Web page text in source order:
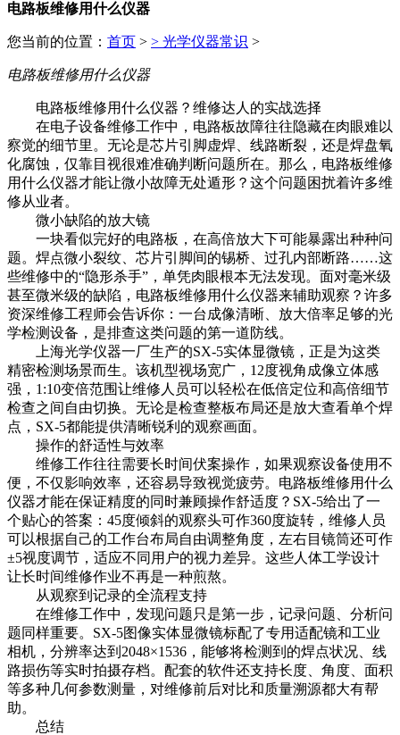
电路板维修用什么仪器
您当前的位置： 首页 > > 光学仪器常识 >
电路板维修用什么仪器
电路板维修用什么仪器？维修达人的实战选择
在电子设备维修工作中，电路板故障往往隐藏在肉眼难以
察觉的细节里。无论是芯片引脚虚焊、线路断裂，还是焊盘氧
化腐蚀，仅靠目视很难准确判断问题所在。那么，电路板维修
用什么仪器才能让微小故障无处遁形？这个问题困扰着许多维
修从业者。
微小缺陷的放大镜
一块看似完好的电路板，在高倍放大下可能暴露出种种问
题。焊点微小裂纹、芯片引脚间的锡桥、过孔内部断路……这
些维修中的“隐形杀手”，单凭肉眼根本无法发现。面对毫米级
甚至微米级的缺陷，电路板维修用什么仪器来辅助观察？许多
资深维修工程师会告诉你：一台成像清晰、放大倍率足够的光
学检测设备，是排查这类问题的第一道防线。
上海光学仪器一厂生产的SX-5实体显微镜，正是为这类
精密检测场景而生。该机型视场宽广，12度视角成像立体感
强，1:10变倍范围让维修人员可以轻松在低倍定位和高倍细节
检查之间自由切换。无论是检查整板布局还是放大查看单个焊
点，SX-5都能提供清晰锐利的观察画面。
操作的舒适性与效率
维修工作往往需要长时间伏案操作，如果观察设备使用不
便，不仅影响效率，还容易导致视觉疲劳。电路板维修用什么
仪器才能在保证精度的同时兼顾操作舒适度？SX-5给出了一
个贴心的答案：45度倾斜的观察头可作360度旋转，维修人员
可以根据自己的工作台布局自由调整角度，左右目镜筒还可作
±5视度调节，适应不同用户的视力差异。这些人体工学设计
让长时间维修作业不再是一种煎熬。
从观察到记录的全流程支持
在维修工作中，发现问题只是第一步，记录问题、分析问
题同样重要。SX-5图像实体显微镜标配了专用适配镜和工业
相机，分辨率达到2048×1536，能够将检测到的焊点状况、线
路损伤等实时拍摄存档。配套的软件还支持长度、角度、面积
等多种几何参数测量，对维修前后对比和质量溯源都大有帮
助。
总结